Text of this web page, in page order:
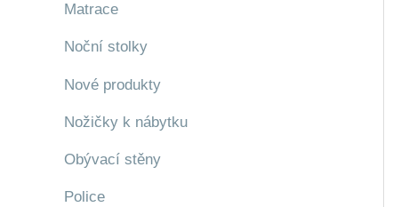
Matrace
Noční stolky
Nové produkty
Nožičky k nábytku
Obývací stěny
Police